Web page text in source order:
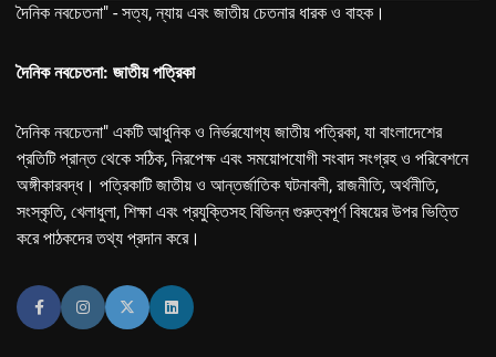
দৈনিক নবচেতনা" - সত্য, ন্যায় এবং জাতীয় চেতনার ধারক ও বাহক।
দৈনিক নবচেতনা: জাতীয় পত্রিকা
দৈনিক নবচেতনা" একটি আধুনিক ও নির্ভরযোগ্য জাতীয় পত্রিকা, যা বাংলাদেশের
প্রতিটি প্রান্ত থেকে সঠিক, নিরপেক্ষ এবং সময়োপযোগী সংবাদ সংগ্রহ ও পরিবেশনে
অঙ্গীকারবদ্ধ। পত্রিকাটি জাতীয় ও আন্তর্জাতিক ঘটনাবলী, রাজনীতি, অর্থনীতি,
সংস্কৃতি, খেলাধুলা, শিক্ষা এবং প্রযুক্তিসহ বিভিন্ন গুরুত্বপূর্ণ বিষয়ের উপর ভিত্তি
করে পাঠকদের তথ্য প্রদান করে।